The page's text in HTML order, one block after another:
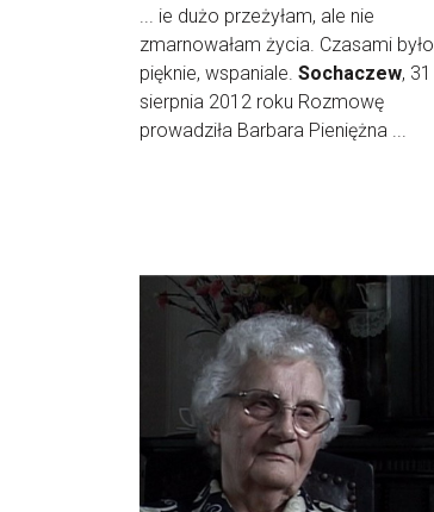
... ie dużo przeżyłam, ale nie
zmarnowałam życia. Czasami było
pięknie, wspaniale. Sochaczew, 31
sierpnia 2012 roku Rozmowę
prowadziła Barbara Pieniężna ...